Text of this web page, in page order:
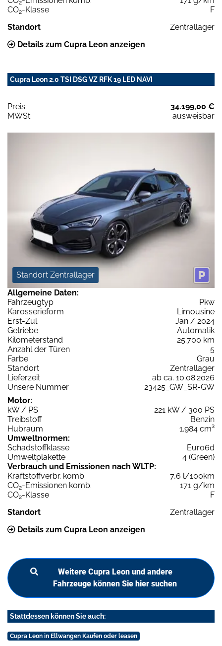
2
CO2-Klasse
F
Standort
Zentrallager
Details zum Cupra Leon anzeigen
Cupra Leon 2.0 TSI DSG VZ RFK 19 LED NAVI
Preis:
34.199,00 €
MWSt:
ausweisbar
Standort Zentrallager
Allgemeine Daten:
Fahrzeugtyp
Pkw
Karosserieform
Limousine
Erst-Zul.
Jan / 2024
Getriebe
Automatik
Kilometerstand
25.700 km
Anzahl der Türen
5
Farbe
Grau
Standort
Zentrallager
Lieferzeit
ab ca. 10.08.2026
Unsere Nummer
23425_GW_SR-GW
Motor:
kW / PS
221 kW / 300 PS
Treibstoff
Benzin
Hubraum
1.984 cm³
Umweltnormen:
Schadstoffklasse
Euro6d
Umweltplakette
4 (Green)
Verbrauch und Emissionen nach WLTP:
Kraftstoffverbr. komb.
7,6 l/100km
CO2-Emissionen komb.
171 g/km
CO2-Klasse
F
Standort
Zentrallager
Details zum Cupra Leon anzeigen
Weitere Cupra Leon und andere
Fahrzeuge können Sie hier suchen
Stattdessen können Sie auch:
Cupra Leon in Ellwangen Kaufen oder leasen